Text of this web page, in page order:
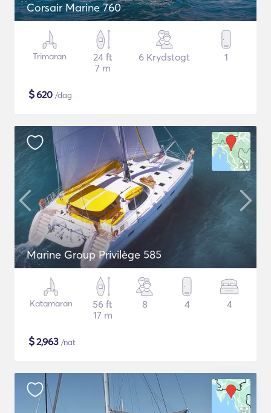
Corsair Marine 760
Trimaran
24 ft
7 m
6 Krydstogt 1
$620 /dag
Marine Group Privilège 585
Katamaran
56 ft
17 m
8 4 4
$2,963 /nat